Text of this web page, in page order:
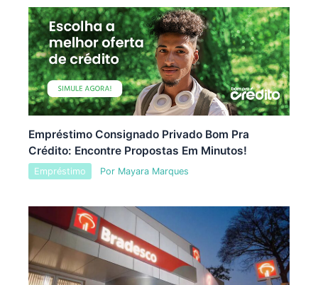
Empréstimo Consignado Privado Bom Pra
Crédito: Encontre Propostas Em Minutos!
Empréstimo Por Mayara Marques